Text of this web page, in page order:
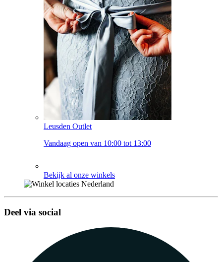
Leusden Outlet
Vandaag open van 10:00 tot 13:00
Bekijk al onze winkels
Deel via social